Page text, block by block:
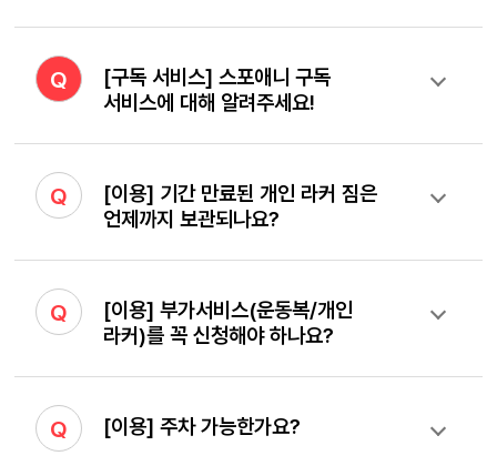
Q
[구독 서비스] 스포애니 구독
서비스에 대해 알려주세요!
Q
[이용] 기간 만료된 개인 라커 짐은
언제까지 보관되나요?
Q
[이용] 부가서비스(운동복/개인
라커)를 꼭 신청해야 하나요?
Q [이용] 주차 가능한가요?